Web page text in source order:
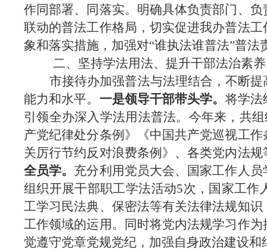
作同部署、同落实。明确具体负责部门、
联动的普法工作格局，切实促进我办普法
象和落实措施，加强对“谁执法谁普法”普
二、坚持学法用法、提升干部法治素养
市接待办加强普法与法理结合，不断
能力和水平。 一是领导干部带头学。 将学法
引领全办深入学法用法普法。今年来，共
产党纪律处分条例》《中国共产党巡视工
关厉行节约反对浪费条例》、各类党内法
全员学。 充分利用党员大会、国家工作人
组织开展干部职工学法活动5次，国家工作
工学习民法典、保密法等有关法律法规知
工作领域的运用。同时将党内法规学习作
觉遵守党章党规党纪，加强自身政治建设